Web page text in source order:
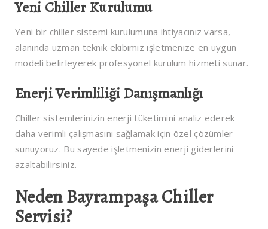
Yeni Chiller Kurulumu
Yeni bir chiller sistemi kurulumuna ihtiyacınız varsa,
alanında uzman teknik ekibimiz işletmenize en uygun
modeli belirleyerek profesyonel kurulum hizmeti sunar.
Enerji Verimliliği Danışmanlığı
Chiller sistemlerinizin enerji tüketimini analiz ederek
daha verimli çalışmasını sağlamak için özel çözümler
sunuyoruz. Bu sayede işletmenizin enerji giderlerini
azaltabilirsiniz.
Neden Bayrampaşa Chiller
Servisi?